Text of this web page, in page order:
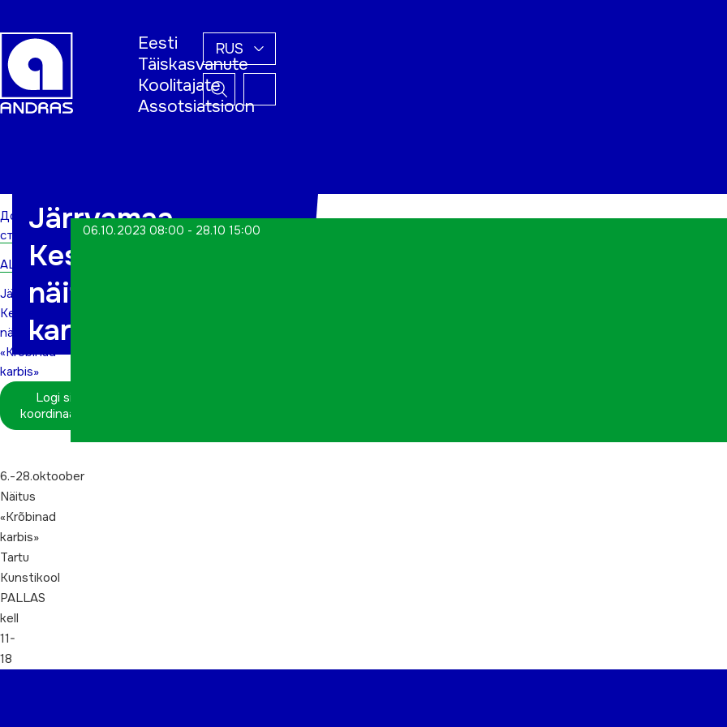
Eesti
Täiskasvanute
Koolitajate
Assotsiatsioon
RUS
Домашняя
страница
ALWs
Järrvamaa
Keskraamatukogus
näitus
«Krõbinad
karbis»
Logi sisse
koordinaatorina
Järrvamaa
Keskraamatukogus
näitus «Krõbinad
karbis»
06.10.2023 08:00 - 28.10 15:00
6.-28.oktoober
Näitus
«Krõbinad
karbis»
Tartu
Kunstikool
PALLAS
kell
11-
18